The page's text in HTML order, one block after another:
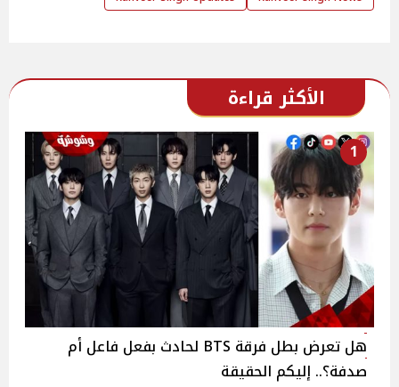
الأكثر قراءة
1
هل تعرض بطل فرقة BTS لحادث بفعل فاعل أم
صدفة؟.. إليكم الحقيقة